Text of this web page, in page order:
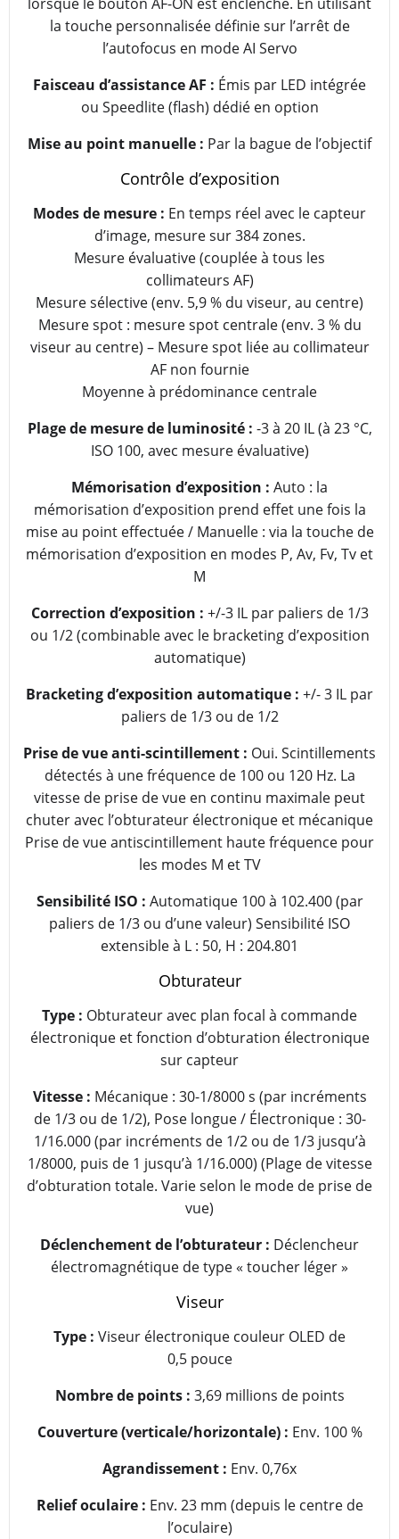
lorsque le bouton AF-ON est enclenché. En utilisant
la touche personnalisée définie sur l’arrêt de
l’autofocus en mode AI Servo
Faisceau d’assistance AF : Émis par LED intégrée
ou Speedlite (flash) dédié en option
Mise au point manuelle : Par la bague de l’objectif
Contrôle d’exposition
Modes de mesure : En temps réel avec le capteur
d’image, mesure sur 384 zones.
Mesure évaluative (couplée à tous les
collimateurs AF)
Mesure sélective (env. 5,9 % du viseur, au centre)
Mesure spot : mesure spot centrale (env. 3 % du
viseur au centre) – Mesure spot liée au collimateur
AF non fournie
Moyenne à prédominance centrale
Plage de mesure de luminosité : -3 à 20 IL (à 23 °C,
ISO 100, avec mesure évaluative)
Mémorisation d’exposition : Auto : la
mémorisation d’exposition prend effet une fois la
mise au point effectuée / Manuelle : via la touche de
mémorisation d’exposition en modes P, Av, Fv, Tv et
M
Correction d’exposition : +/-3 IL par paliers de 1/3
ou 1/2 (combinable avec le bracketing d’exposition
automatique)
Bracketing d’exposition automatique : +/- 3 IL par
paliers de 1/3 ou de 1/2
Prise de vue anti-scintillement : Oui. Scintillements
détectés à une fréquence de 100 ou 120 Hz. La
vitesse de prise de vue en continu maximale peut
chuter avec l’obturateur électronique et mécanique
Prise de vue antiscintillement haute fréquence pour
les modes M et TV
Sensibilité ISO : Automatique 100 à 102.400 (par
paliers de 1/3 ou d’une valeur) Sensibilité ISO
extensible à L : 50, H : 204.801
Obturateur
Type : Obturateur avec plan focal à commande
électronique et fonction d’obturation électronique
sur capteur
Vitesse : Mécanique : 30-1/8000 s (par incréments
de 1/3 ou de 1/2), Pose longue / Électronique : 30-
1/16.000 (par incréments de 1/2 ou de 1/3 jusqu’à
1/8000, puis de 1 jusqu’à 1/16.000) (Plage de vitesse
d’obturation totale. Varie selon le mode de prise de
vue)
Déclenchement de l’obturateur : Déclencheur
électromagnétique de type « toucher léger »
Viseur
Type : Viseur électronique couleur OLED de
0,5 pouce
Nombre de points : 3,69 millions de points
Couverture (verticale/horizontale) : Env. 100 %
Agrandissement : Env. 0,76x
Relief oculaire : Env. 23 mm (depuis le centre de
l’oculaire)